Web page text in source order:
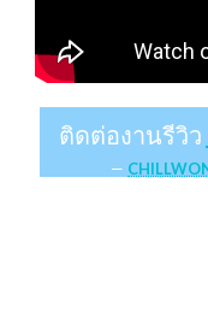
ติดต่องานรีวิว